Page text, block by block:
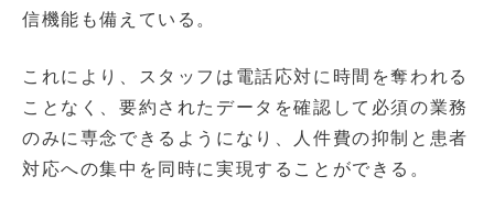
信機能も備えている。
これにより、スタッフは電話応対に時間を奪われる
ことなく、要約されたデータを確認して必須の業務
のみに専念できるようになり、人件費の抑制と患者
対応への集中を同時に実現することができる。